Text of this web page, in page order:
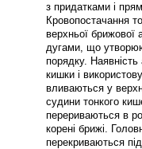
з придатками і
Кровопостачання
верхньої брижової
дугами, що
порядку.
кишки і
вливаються у
судини тонкого
перериваються в
корені брижі.
перекриваються